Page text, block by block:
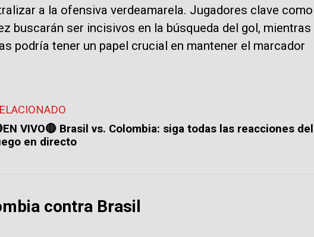
a la ofensiva verdeamarela. Jugadores clave como
buscarán ser incisivos en la búsqueda del gol, mientras
podría tener un papel crucial en mantener el marcador
VIVO🔴 Brasil vs. Colombia: siga todas las reacciones del
en directo
contra Brasil